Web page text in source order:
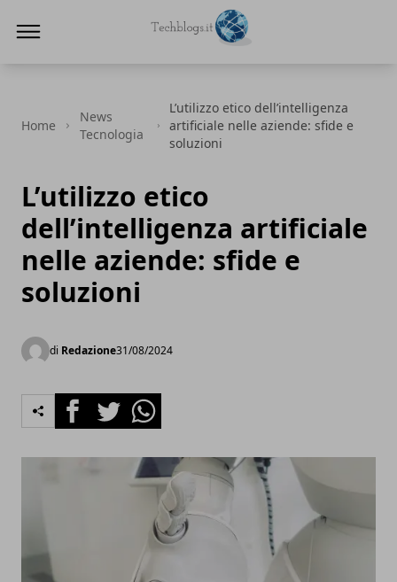
Home
News
Tecnologia
L’utilizzo etico dell’intelligenza
artificiale nelle aziende: sfide e
soluzioni
L’utilizzo etico
dell’intelligenza artificiale
nelle aziende: sfide e
soluzioni
di Redazione31/08/2024
FacebookTwitterWhatsapp